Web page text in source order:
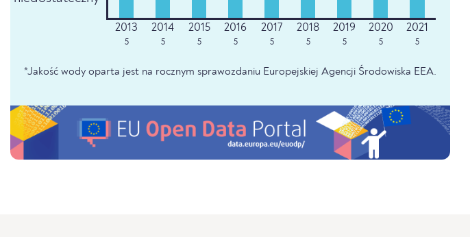
5 5 5 5 5 5 5 5 5
*Jakość wody oparta jest na rocznym sprawozdaniu Europejskiej Agencji Środowiska EEA.